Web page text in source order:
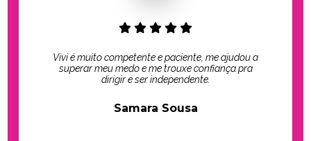
Vivi é muito competente e paciente, me ajudou a
superar meu medo e me trouxe confiança pra
dirigir e ser independente.
Samara Sousa